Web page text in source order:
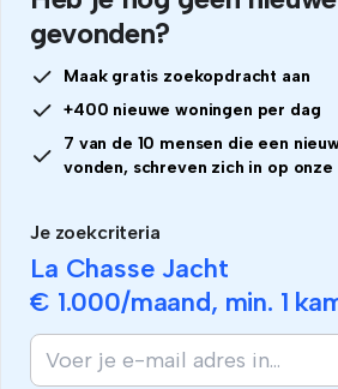
gevonden?
Maak gratis zoekopdracht aan
+400 nieuwe woningen per dag
7 van de 10 mensen die een
vonden, schreven zich in op
Je zoekcriteria
La Chasse Jacht
€ 1.000/maand, min. 1